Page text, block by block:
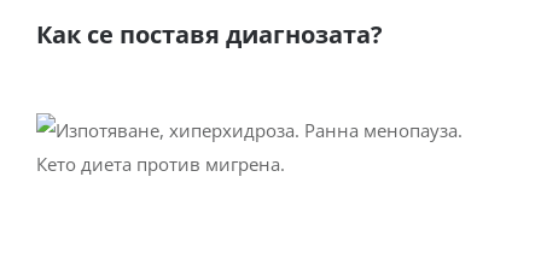
Как се поставя диагнозата?